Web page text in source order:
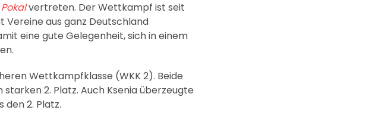
vertreten. Der Wettkampf ist seit
aus ganz Deutschland
eine gute Gelegenheit, sich in einem
Wettkampfklasse (WKK 2). Beide
2. Platz. Auch Ksenia überzeugte
den 2. Platz.